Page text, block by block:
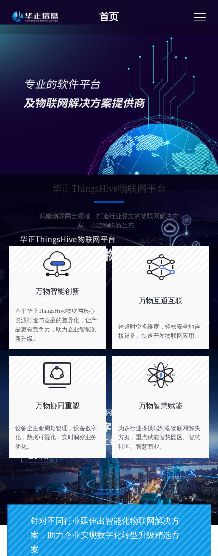
首页
华正ThingsHive物联网平台
赋能物联网全领域，打造行业领先的物联网解决方
案，共建物联新生态。
万物智能创新
基于华正ThingsHive物联网核心
资源打造与竞品的差异化，让产
品更有竞争力，助力企业智能创
新升级。
万物互通互联
跨越时空多维度，轻松安全地连
接设备、快速开发物联网应用。
万物协同重塑
设备全生命周期管理，设备数字
化，数据可视化，实时洞察业务
变化。
万物智慧赋能
为多行业提供端到端物联网解决
方案，重点赋能智慧园区、智慧
社区、智慧商业。
行业
针对不同行业延伸出智能化物联网解决方
案，助力企业实现数字化转型升级精选方
案